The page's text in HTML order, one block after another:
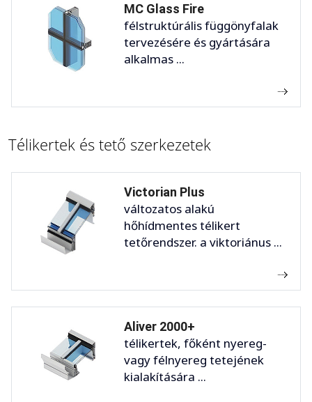
MC Glass Fire
félstruktúrális függönyfalak
tervezésére és gyártására
alkalmas ...
Télikertek és tető szerkezetek
Victorian Plus
változatos alakú
hőhídmentes télikert
tetőrendszer. a viktoriánus ...
Aliver 2000+
télikertek, főként nyereg-
vagy félnyereg tetejének
kialakítására ...